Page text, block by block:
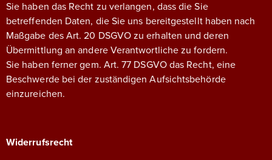
Sie haben das Recht zu verlangen, dass die Sie
betreffenden Daten, die Sie uns bereitgestellt haben nach
Maßgabe des Art. 20 DSGVO zu erhalten und deren
Übermittlung an andere Verantwortliche zu fordern.
Sie haben ferner gem. Art. 77 DSGVO das Recht, eine
Beschwerde bei der zuständigen Aufsichtsbehörde
einzureichen.
Widerrufsrecht